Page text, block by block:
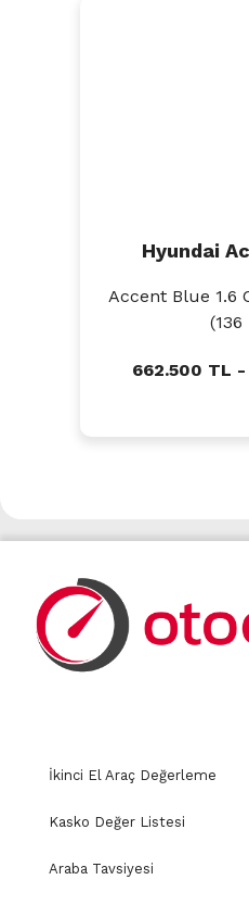
Hyundai
Accent Blue 1.6
(136
662.500 TL
İkinci El Araç Değerleme
Kasko Değer Listesi
Araba Tavsiyesi